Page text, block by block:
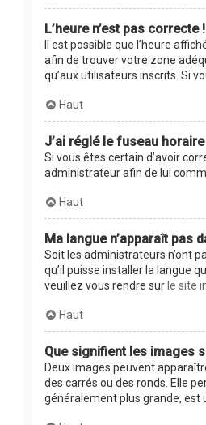
L’heure n’est pas correcte !
Il est possible que l’heure
afin de trouver votre zone
qu’aux utilisateurs inscrits. Si
Haut
J’ai réglé le fuseau
Si vous êtes certain d’avoir
administrateur afin de lui
Haut
Ma langue n’apparaît pas
Soit les administrateurs n’ont
qu’il puisse installer la langue
veuillez vous rendre sur le site
Haut
Que signifient les images
Deux images peuvent
des carrés ou des ronds. Elle
généralement plus grande, est